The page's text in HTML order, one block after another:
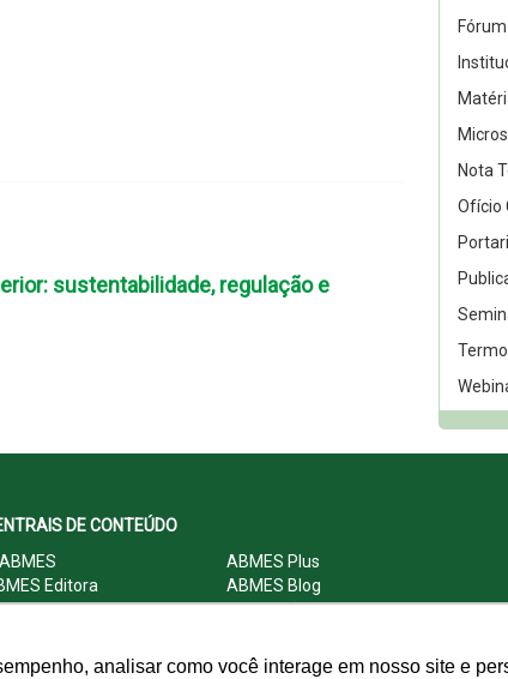
analisar como você interage em nosso site e
sustentabilidade, regulação e
Nota
Ofício
DE CONTEÚDO
ABMES Plus
Editora
ABMES Blog
LInC
Legislação
do Associado ABMES
Contato